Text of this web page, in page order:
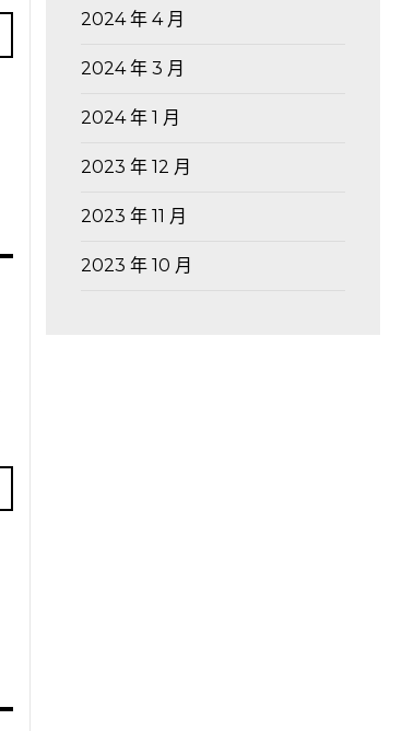
2024 年 4 月
2024 年 3 月
2024 年 1 月
2023 年 12 月
2023 年 11 月
2023 年 10 月